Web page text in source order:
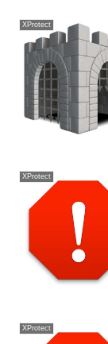
XProtect
XProtect
XProtect